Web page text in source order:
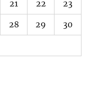
21 22 23
28 29 30